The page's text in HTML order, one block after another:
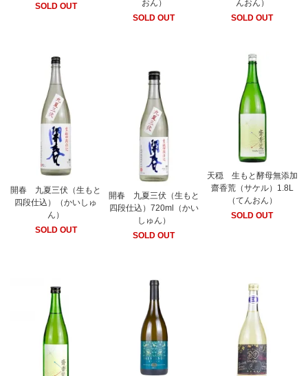
SOLD OUT
おん）
SOLD OUT
んおん）
SOLD OUT
開春 九夏三伏（生もと
四段仕込）（かいしゅ
ん）
SOLD OUT
開春 九夏三伏（生もと
四段仕込）720ml（かい
しゅん）
SOLD OUT
天穏 生もと酵母無添加
齋香荒（サケル）1.8L
（てんおん）
SOLD OUT